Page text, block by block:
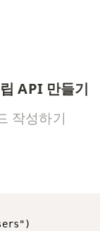
API 만들기
작성하기